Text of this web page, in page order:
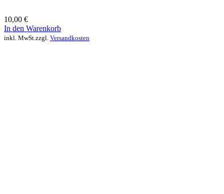
10,00 €
In den Warenkorb
inkl. MwSt. zzgl. Versandkosten